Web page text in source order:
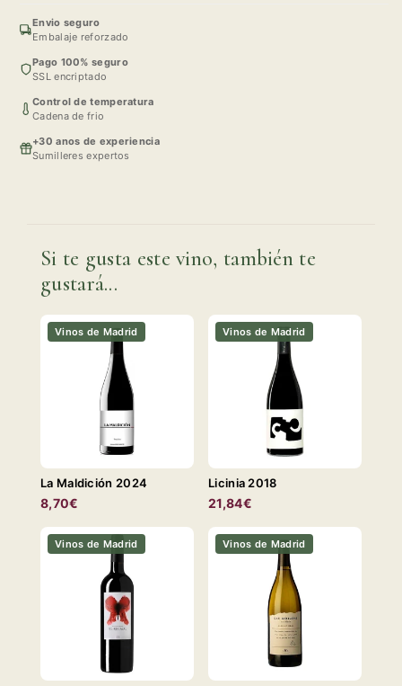
Envio seguro
Embalaje reforzado
Pago 100% seguro
SSL encriptado
Control de temperatura
Cadena de frio
+30 anos de experiencia
Sumilleres expertos
Si te gusta este vino, también te
gustará...
Vinos de Madrid
La Maldición 2024
8,70€
Vinos de Madrid
Licinia 2018
21,84€
Vinos de Madrid Vinos de Madrid